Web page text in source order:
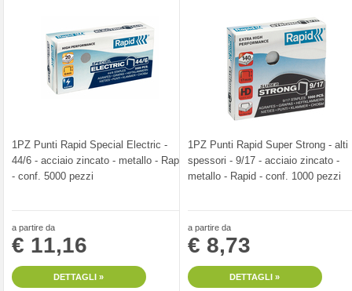
1PZ Punti Rapid Special Electric -
44/6 - acciaio zincato - metallo - Rapid
- conf. 5000 pezzi
a partire da
€ 11,16
DETTAGLI »
1PZ Punti Rapid Super Strong - alti
spessori - 9/17 - acciaio zincato -
metallo - Rapid - conf. 1000 pezzi
a partire da
€ 8,73
DETTAGLI »